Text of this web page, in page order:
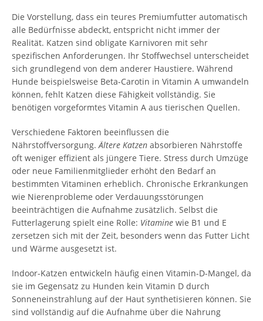
Die Vorstellung, dass ein teures Premiumfutter automatisch
alle Bedürfnisse abdeckt, entspricht nicht immer der
Realität. Katzen sind obligate Karnivoren mit sehr
spezifischen Anforderungen. Ihr Stoffwechsel unterscheidet
sich grundlegend von dem anderer Haustiere. Während
Hunde beispielsweise Beta-Carotin in Vitamin A umwandeln
können, fehlt Katzen diese Fähigkeit vollständig. Sie
benötigen vorgeformtes Vitamin A aus tierischen Quellen.
Verschiedene Faktoren beeinflussen die
Nährstoffversorgung.Ältere Katzen absorbieren Nährstoffe
oft weniger effizient als jüngere Tiere. Stress durch Umzüge
oder neue Familienmitglieder erhöht den Bedarf an
bestimmten Vitaminen erheblich. Chronische Erkrankungen
wie Nierenprobleme oder Verdauungsstörungen
beeinträchtigen die Aufnahme zusätzlich. Selbst die
Futterlagerung spielt eine Rolle: Vitamine wie B1 und E
zersetzen sich mit der Zeit, besonders wenn das Futter Licht
und Wärme ausgesetzt ist.
Indoor-Katzen entwickeln häufig einen Vitamin-D-Mangel, da
sie im Gegensatz zu Hunden kein Vitamin D durch
Sonneneinstrahlung auf der Haut synthetisieren können. Sie
sind vollständig auf die Aufnahme über die Nahrung